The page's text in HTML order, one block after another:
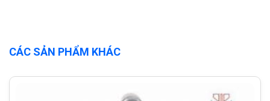
CÁC SẢN PHẨM KHÁC